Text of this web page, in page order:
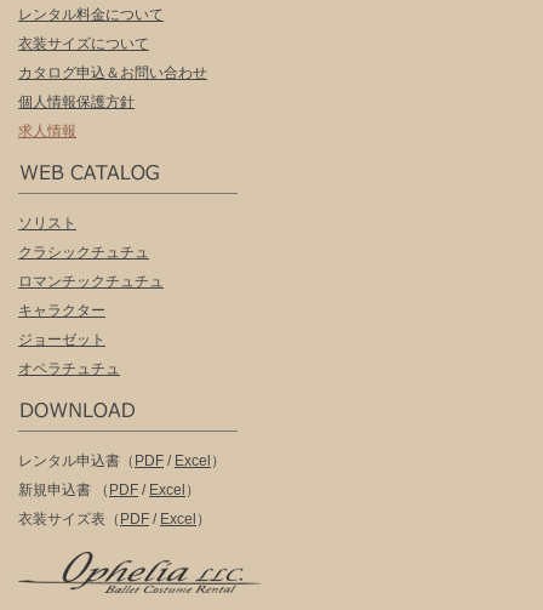
レンタル料金について
衣装サイズについて
カタログ申込＆お問い合わせ
個人情報保護方針
求人情報
ソリスト
クラシックチュチュ
ロマンチックチュチュ
キャラクター
ジョーゼット
オペラチュチュ
レンタル申込書（ PDF / Excel ）
新規申込書 （ PDF / Excel ）
衣装サイズ表（ PDF / Excel ）